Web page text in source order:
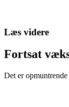
Læs videre
Fortsat
Det er